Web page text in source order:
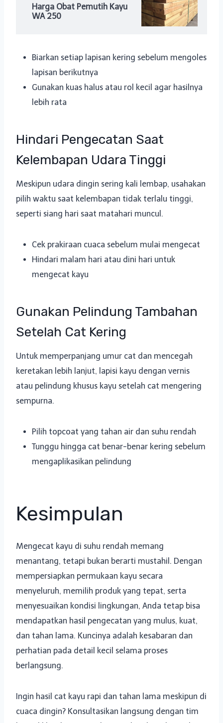
Harga Obat Pemutih Kayu
WA 250
Biarkan setiap lapisan kering sebelum mengoles
lapisan berikutnya
Gunakan kuas halus atau rol kecil agar hasilnya
lebih rata
Hindari Pengecatan Saat
Kelembapan Udara Tinggi
Meskipun udara dingin sering kali lembap, usahakan
pilih waktu saat kelembapan tidak terlalu tinggi,
seperti siang hari saat matahari muncul.
Cek prakiraan cuaca sebelum mulai mengecat
Hindari malam hari atau dini hari untuk
mengecat kayu
Gunakan Pelindung Tambahan
Setelah Cat Kering
Untuk memperpanjang umur cat dan mencegah
keretakan lebih lanjut, lapisi kayu dengan vernis
atau pelindung khusus kayu setelah cat mengering
sempurna.
Pilih topcoat yang tahan air dan suhu rendah
Tunggu hingga cat benar-benar kering sebelum
mengaplikasikan pelindung
Kesimpulan
Mengecat kayu di suhu rendah memang
menantang, tetapi bukan berarti mustahil. Dengan
mempersiapkan permukaan kayu secara
menyeluruh, memilih produk yang tepat, serta
menyesuaikan kondisi lingkungan, Anda tetap bisa
mendapatkan hasil pengecatan yang mulus, kuat,
dan tahan lama. Kuncinya adalah kesabaran dan
perhatian pada detail kecil selama proses
berlangsung.
Ingin hasil cat kayu rapi dan tahan lama meskipun di
cuaca dingin? Konsultasikan langsung dengan tim